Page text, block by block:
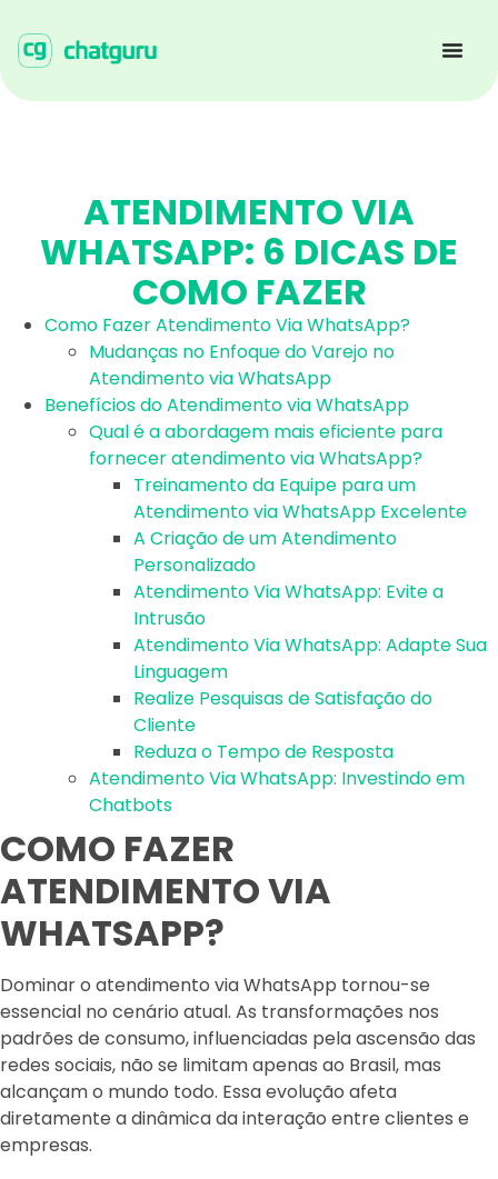
ATENDIMENTO VIA
WHATSAPP: 6 DICAS DE
COMO FAZER
Como Fazer Atendimento Via WhatsApp?
Mudanças no Enfoque do Varejo no
Atendimento via WhatsApp
Benefícios do Atendimento via WhatsApp
Qual é a abordagem mais eficiente para
fornecer atendimento via WhatsApp?
Treinamento da Equipe para um
Atendimento via WhatsApp Excelente
A Criação de um Atendimento
Personalizado
Atendimento Via WhatsApp: Evite a
Intrusão
Atendimento Via WhatsApp: Adapte Sua
Linguagem
Realize Pesquisas de Satisfação do
Cliente
Reduza o Tempo de Resposta
Atendimento Via WhatsApp: Investindo em
Chatbots
COMO FAZER
ATENDIMENTO VIA
WHATSAPP?
Dominar o atendimento via WhatsApp tornou-se
essencial no cenário atual. As transformações nos
padrões de consumo, influenciadas pela ascensão das
redes sociais, não se limitam apenas ao Brasil, mas
alcançam o mundo todo. Essa evolução afeta
diretamente a dinâmica da interação entre clientes e
empresas.